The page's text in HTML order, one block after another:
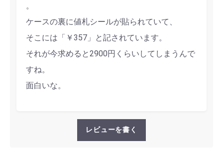
。
ケースの裏に値札シールが貼られていて、
そこには「￥357」と記されています。
それが今求めると2900円くらいしてしまうんで
すね。
面白いな。
レビューを書く